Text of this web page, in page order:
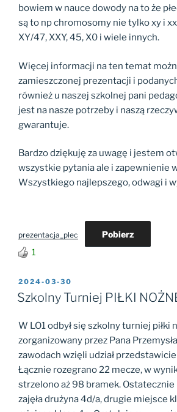
bowiem w nauce dowody na to że
są to np chromosomy nie tylko xy i
XY/47, XXY, 45, X0 i wiele innych.
Więcej informacji na ten temat
zamieszczonej prezentacji i
również u naszej szkolnej pani
jest na nasze potrzeby i naszą
gwarantuje.
Bardzo dziękuję za uwagę i jestem
wszystkie pytania ale i zapewnienie
Wszystkiego najlepszego, odwagi i
prezentacja_plec
Pobierz
1
OPUBLIKOWANE
W
2024-03-30
Szkolny Turniej PIŁKI
W LO1 odbył się szkolny turniej piłki
zorganizowany przez Pana
zawodach wzięli udział
Łącznie rozegrano 22 mecze, w
strzelono aż 98 bramek.
zajęła drużyna 4d/a, drugie miejsce